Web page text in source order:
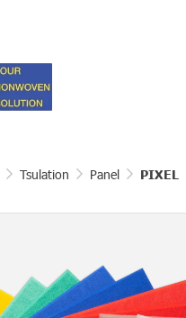
Tsulation Panel PIXEL